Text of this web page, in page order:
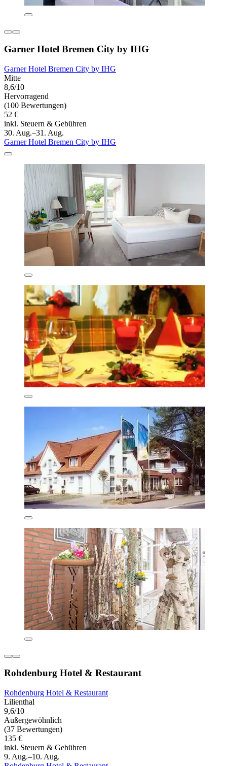
Garner Hotel Bremen City by IHG
Garner Hotel Bremen City by IHG
Mitte
8,6/10
Hervorragend
(100 Bewertungen)
52 €
inkl. Steuern & Gebühren
30. Aug.–31. Aug.
Garner Hotel Bremen City by IHG
Rohdenburg Hotel & Restaurant
Rohdenburg Hotel & Restaurant
Lilienthal
9,6/10
Außergewöhnlich
(37 Bewertungen)
135 €
inkl. Steuern & Gebühren
9. Aug.–10. Aug.